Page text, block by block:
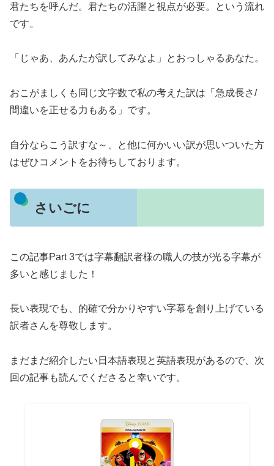
君たちを呼んだ。君たちの活躍と視点が必要。という流れ
です。
「じゃあ、あんたが訳してみなよ」とおっしゃるあなた。
おこがましくも同じ文字数で私の考えた訳は「急成長さ/
間違いを正せる力もある」です。
自分ならこう訳すな～、と他に何かいい訳が思いついた方
はぜひコメントをお待ちしております。
さいごに
この記事Part 3では字幕翻訳者様の職人の技が光る字幕が
多いと感じました！
長い表現でも、的確で分かりやすい字幕を創り上げている
訳者さんを尊敬します。
まだまだ紹介したい日本語表現と英語表現があるので、次
回の記事も読んでくださると幸いです。